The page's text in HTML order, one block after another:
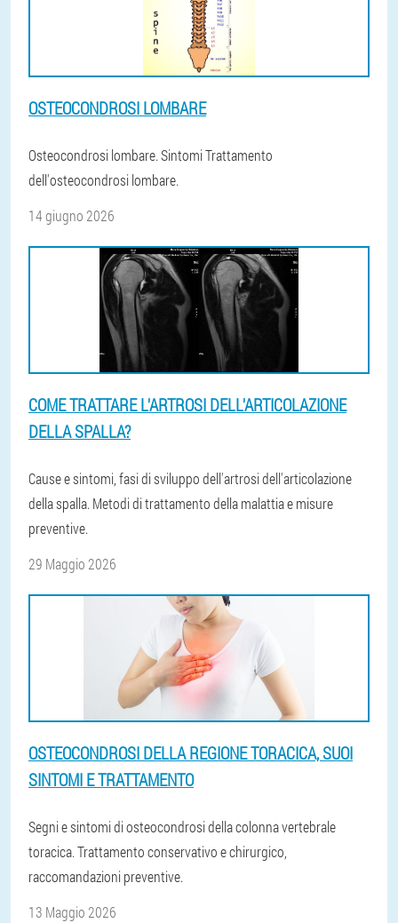
OSTEOCONDROSI LOMBARE
Osteocondrosi lombare. Sintomi Trattamento
dell'osteocondrosi lombare.
14 giugno 2026
COME TRATTARE L'ARTROSI DELL'ARTICOLAZIONE
DELLA SPALLA?
Cause e sintomi, fasi di sviluppo dell'artrosi dell'articolazione
della spalla. Metodi di trattamento della malattia e misure
preventive.
29 Maggio 2026
OSTEOCONDROSI DELLA REGIONE TORACICA, SUOI
SINTOMI E TRATTAMENTO
Segni e sintomi di osteocondrosi della colonna vertebrale
toracica. Trattamento conservativo e chirurgico,
raccomandazioni preventive.
13 Maggio 2026